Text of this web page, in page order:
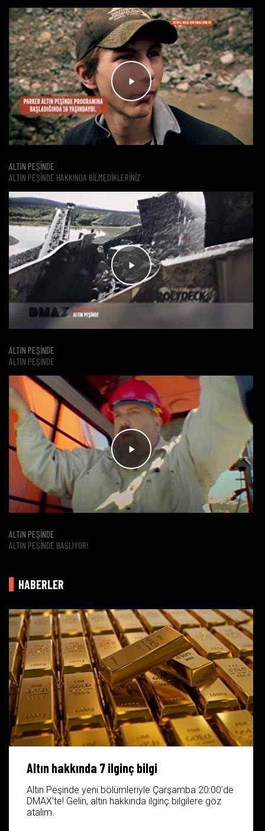
ALTIN PEŞİNDE
ALTIN PEŞINDE HAKKINDA BILMEDIKLERINIZ
ALTIN PEŞİNDE
ALTIN PEŞINDE
ALTIN PEŞİNDE
ALTIN PEŞINDE BAŞLIYOR!
HABERLER
Altın hakkında 7 ilginç bilgi
Altın Peşinde yeni bölümleriyle Çarşamba 20:00’de
DMAX’te! Gelin, altın hakkında ilginç bilgilere göz
atalım.